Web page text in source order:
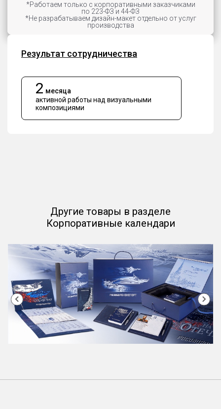
*Работаем только с корпоративными заказчиками
по 223-ФЗ и 44-ФЗ
*Не разрабатываем дизайн-макет отдельно от услуг
производства
Результат сотрудничества
2 месяца
активной работы над визуальными
композициями
Другие товары в разделе
Корпоративные календари
of